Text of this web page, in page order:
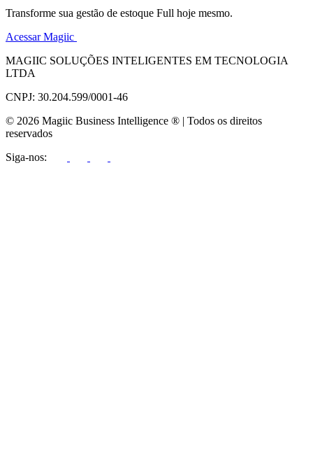
Transforme sua gestão de estoque Full hoje mesmo.
Acessar Magiic
MAGIIC SOLUÇÕES INTELIGENTES EM TECNOLOGIA
LTDA
CNPJ: 30.204.599/0001-46
© 2026 Magiic Business Intelligence ® | Todos os direitos
reservados
Siga-nos: